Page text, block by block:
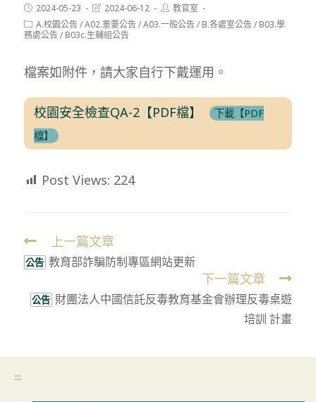
Post
published:
2024-05-23
Post
last
modified:
2024-06-12
Post
author:
教官室
Post
category:
A.校園公告/A02.重要公告/A03.一般公告/ B.各處室公告/ B03.學
務處公告/ B03c.生輔組公告
檔案如附件，請大家自行下戴運用。
校園安全檢查QA-2【PDF檔】
下載【PDF
檔】
Post Views: 224
Read
more
上一篇文章
公告 教育部詐騙防制專區網站更新
下一篇文章
公告 財團法人中國信託反毒教育基金會辦理反毒桌遊
培訓 計畫
:::